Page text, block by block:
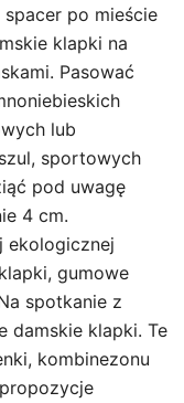
po mieście
klapki na
Pasować
lub
sportowych
pod uwagę
4 cm.
ekologicznej
gumowe
spotkanie z
damskie klapki. Te
kombinezonu